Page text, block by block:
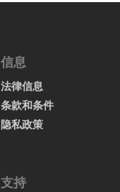
信息
法律信息
条款和条件
隐私政策
支持